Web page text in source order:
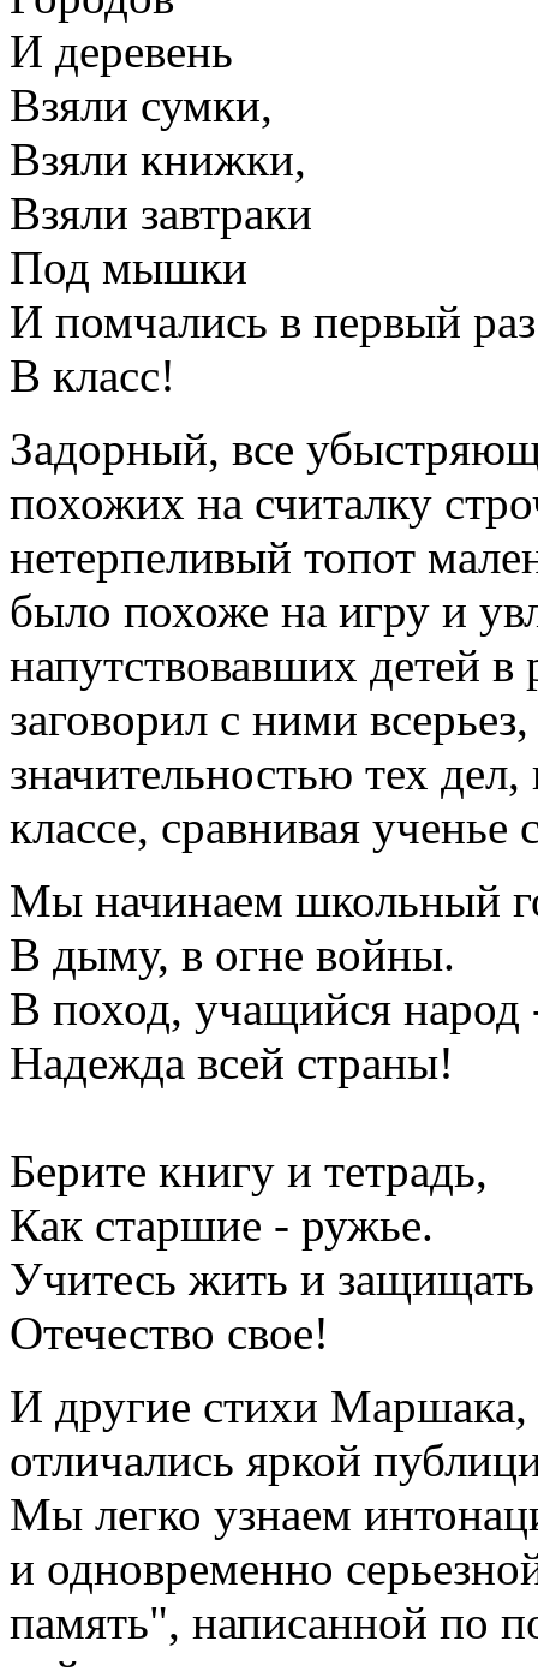
И деревень
Взяли сумки,
Взяли книжки,
Взяли завтраки
Под мышки
И помчались в первый раз
В класс!
Задорный, все
похожих на считалку
нетерпеливый топот
было похоже на игру и
напутствовавших детей
заговорил с ними
значительностью тех
классе, сравнивая
Мы начинаем школьный
В дыму, в огне войны.
В поход, учащийся народ
Надежда всей страны!
Берите книгу и тетрадь,
Как старшие - ружье.
Учитесь жить и защищать
Отечество свое!
И другие стихи
отличались яркой
Мы легко узнаем
и одновременно
память", написанной по